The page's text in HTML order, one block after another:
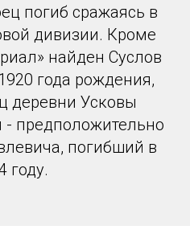
погиб сражаясь в
дивизии. Кроме
найден Суслов
года рождения,
деревни Усковы
- предположительно
погибший в
году.